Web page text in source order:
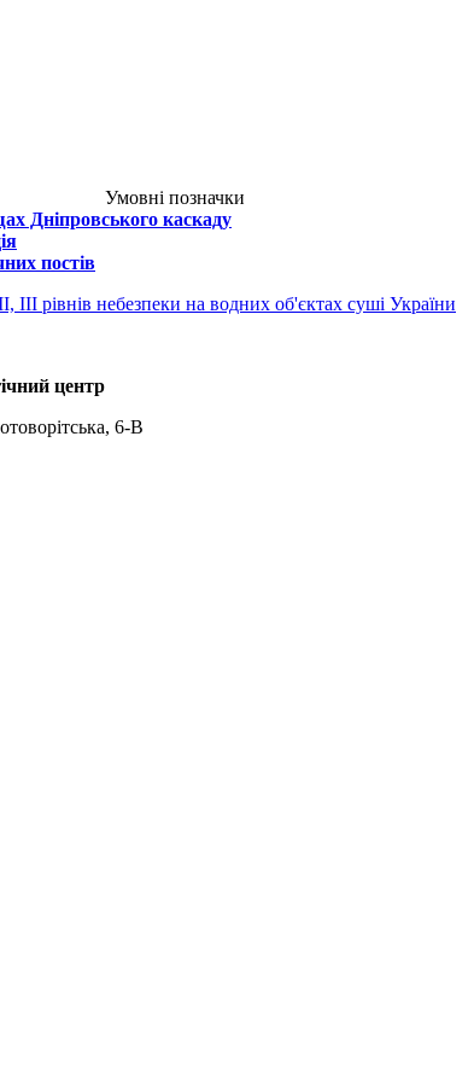
Умовні позначки
Дніпровського каскаду
постів
III рівнів небезпеки на водних об'єктах суші України
центр
6-В